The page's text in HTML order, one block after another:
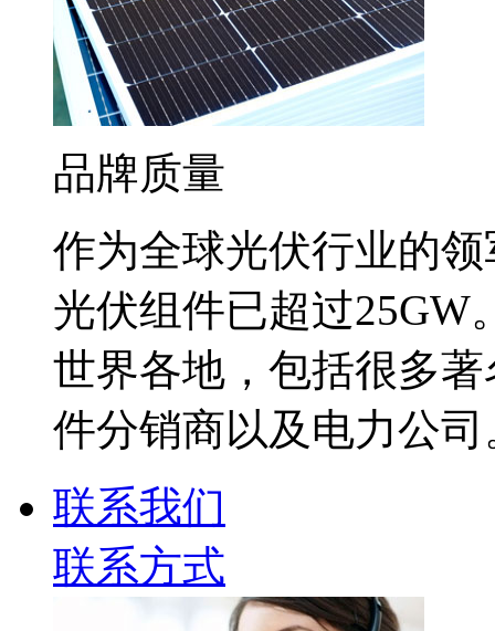
品牌质量
作为全球光伏行业的
光伏组件已超过25GW
世界各地，包括很多
件分销商以及电力公司
联系我们
联系方式